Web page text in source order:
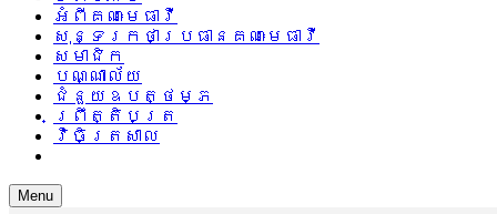
អំពីគណៈមេធាវី
សុន្ទរកថាប្រធានគណៈមេធាវី
សមាជិក
បណ្ណាល័យ
ជំនួយឧបត្ថម្ភ
ព្រឹត្តិបត្រ
វិចិត្រសាល
Menu